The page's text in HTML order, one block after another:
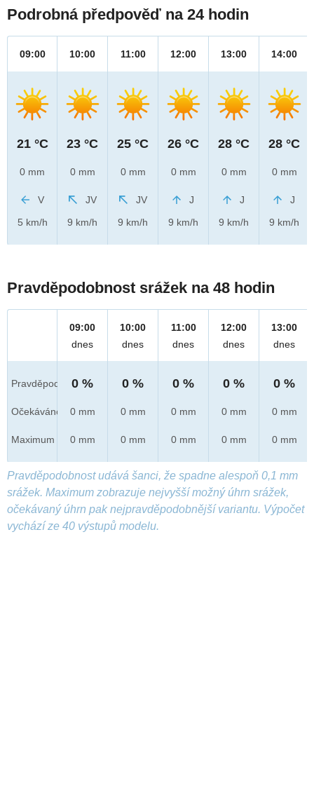
Podrobná předpověď na 24 hodin
09:00
21 °C
0 mm
V
5 km/h
10:00
23 °C
0 mm
JV
9 km/h
11:00
25 °C
0 mm
JV
9 km/h
12:00
26 °C
0 mm
J
9 km/h
13:00
28 °C
0 mm
J
9 km/h
14:00
28 °C
0 mm
J
9 km/h
Pravděpodobnost srážek na 48 hodin
Pravděpod.
Očekáváno
Maximum
09:00
dnes
0 %
0 mm
0 mm
10:00
dnes
0 %
0 mm
0 mm
11:00
dnes
0 %
0 mm
0 mm
12:00
dnes
0 %
0 mm
0 mm
13:00
dnes
0 %
0 mm
0 mm
Pravděpodobnost udává šanci, že spadne alespoň 0,1 mm
srážek. Maximum zobrazuje nejvyšší možný úhrn srážek,
očekávaný úhrn pak nejpravděpodobnější variantu. Výpočet
vychází ze 40 výstupů modelu.